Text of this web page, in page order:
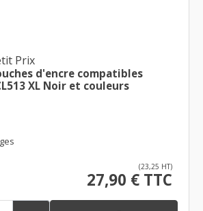
Prix
d'encre compatibles
XL Noir et couleurs
(23,25 HT)
27,90 € TTC